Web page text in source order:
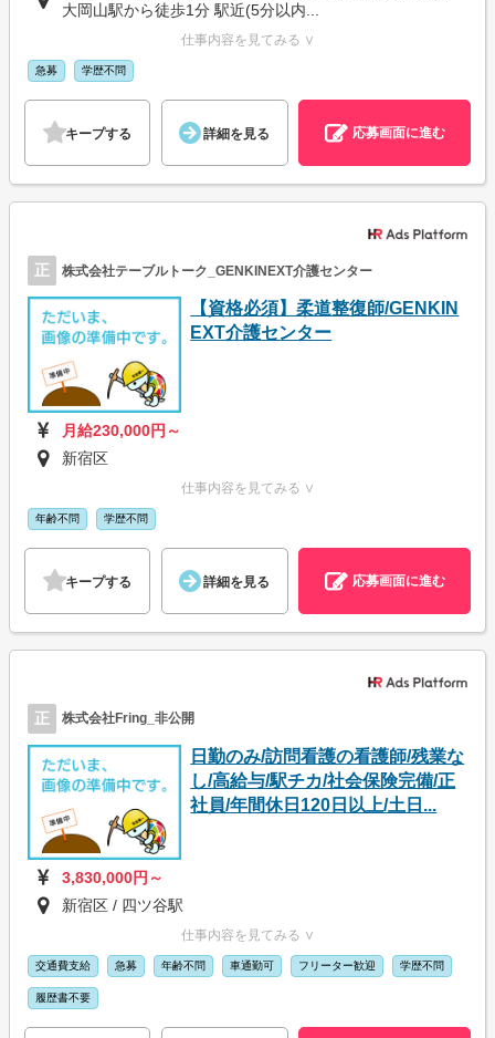
大岡山駅から徒歩1分 駅近(5分以内...
仕事内容を見てみる ∨
急募 学歴不問
キープする 詳細を見る 応募画面に進む
正 株式会社テーブルトーク_GENKINEXT介護センター
【資格必須】柔道整復師/GENKIN
EXT介護センター
月給230,000円～
新宿区
仕事内容を見てみる ∨
年齢不問 学歴不問
キープする 詳細を見る 応募画面に進む
正 株式会社Fring_非公開
日勤のみ/訪問看護の看護師/残業な
し/高給与/駅チカ/社会保険完備/正
社員/年間休日120日以上/土日...
3,830,000円～
新宿区 / 四ツ谷駅
仕事内容を見てみる ∨
交通費支給 急募 年齢不問 車通勤可 フリーター歓迎 学歴不問
履歴書不要